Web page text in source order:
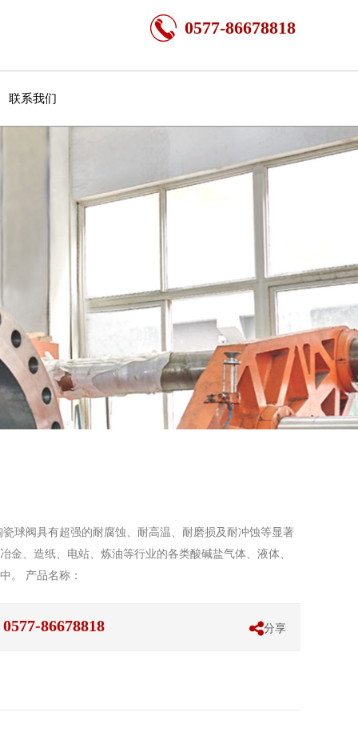
0577-86678818
联系我们
瓷球阀具有超强的耐腐蚀、耐高温、耐磨损及耐冲蚀等显著
金、造纸、电站、炼油等行业的各类酸碱盐气体、液体、
。 产品名称：
86678818 分享